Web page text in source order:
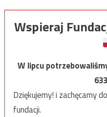
Wspieraj
W lipcu
Dziękujemy! i zachęcamy
fundacji.